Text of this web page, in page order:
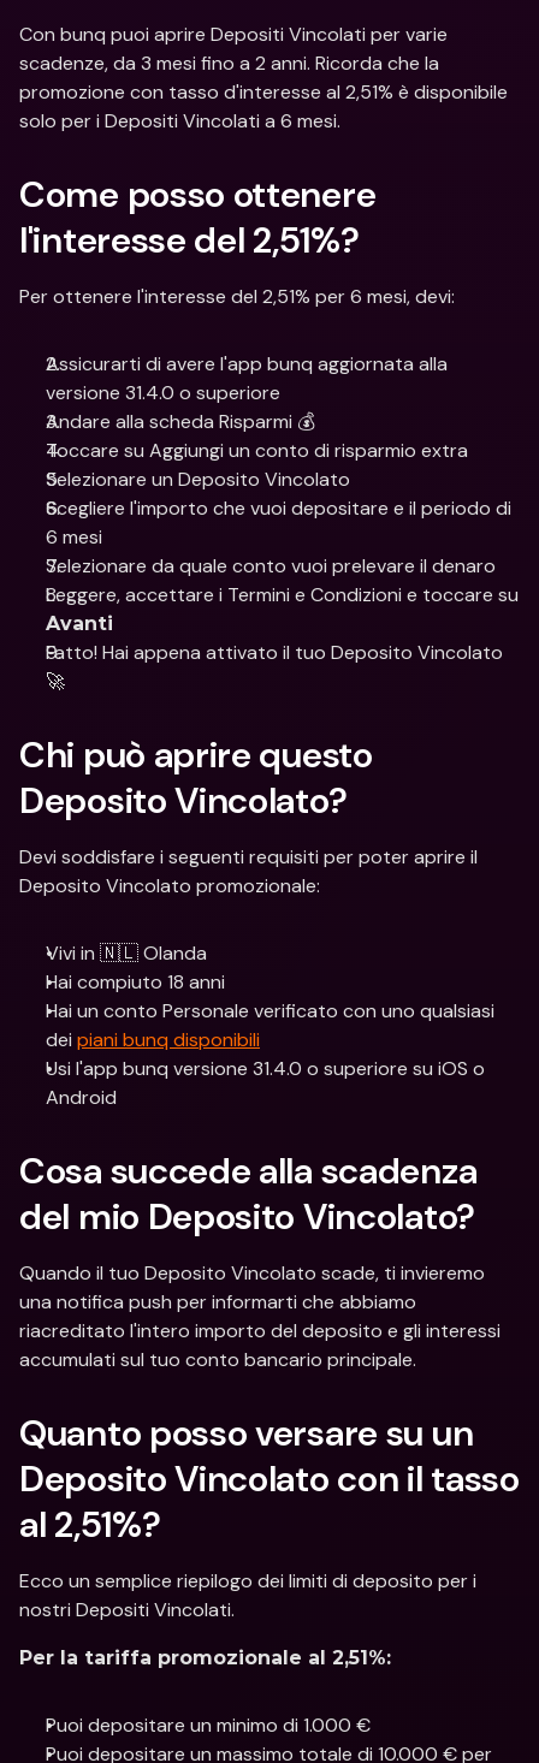
Con bunq puoi aprire Depositi Vincolati per varie
scadenze, da 3 mesi fino a 2 anni. Ricorda che la
promozione con tasso d'interesse al 2,51% è disponibile
solo per i Depositi Vincolati a 6 mesi.
Come posso ottenere
l'interesse del 2,51%?
Per ottenere l'interesse del 2,51% per 6 mesi, devi:
Assicurarti di avere l'app bunq aggiornata alla
versione 31.4.0 o superiore
Andare alla scheda Risparmi 💰
Toccare su Aggiungi un conto di risparmio extra
Selezionare un Deposito Vincolato
Scegliere l'importo che vuoi depositare e il periodo di
6 mesi
Selezionare da quale conto vuoi prelevare il denaro
Avanti
Fatto! Hai appena attivato il tuo Deposito Vincolato
🚀
Chi può aprire questo
Deposito Vincolato?
Devi soddisfare i seguenti requisiti per poter aprire il
Deposito Vincolato promozionale:
Vivi in 🇳🇱 Olanda
Hai compiuto 18 anni
Hai un conto Personale verificato con uno qualsiasi
dei piani bunq disponibili
Usi l'app bunq versione 31.4.0 o superiore su iOS o
Android
Cosa succede alla scadenza
del mio Deposito Vincolato?
Quando il tuo Deposito Vincolato scade, ti invieremo
una notifica push per informarti che abbiamo
riacreditato l'intero importo del deposito e gli interessi
accumulati sul tuo conto bancario principale.
Quanto posso versare su un
Deposito Vincolato con il tasso
al 2,51%?
Ecco un semplice riepilogo dei limiti di deposito per i
nostri Depositi Vincolati.
Per la tariffa promozionale al 2,51%:
Puoi depositare un minimo di 1.000 €
Puoi depositare un massimo totale di 10.000 € per